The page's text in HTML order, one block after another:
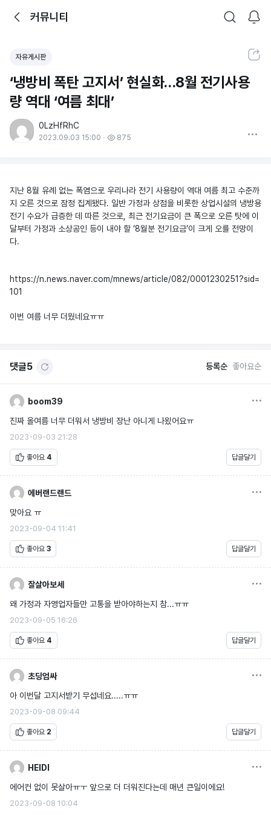
뒤로가기커뮤니티
커뮤니티
검색
알림
공유하기
자유게시판
‘냉방비 폭탄 고지서’ 현실화…8월 전기사용
량 역대 ‘여름 최대’
0LzHfRhC
2023.09.03 15:00 875
지난 8월 유례 없는 폭염으로 우리나라 전기 사용량이 역대 여름 최고 수준까
지 오른 것으로 잠정 집계됐다. 일반 가정과 상점을 비롯한 상업시설의 냉방용
전기 수요가 급증한 데 따른 것으로, 최근 전기요금이 큰 폭으로 오른 탓에 이
달부터 가정과 소상공인 등이 내야 할 ‘8월분 전기요금’이 크게 오를 전망이
다.
https://n.news.naver.com/mnews/article/082/0001230251?sid=
101
이번 여름 너무 더웠네요ㅠㅠ
댓글5 등록순 좋아요순
boom39
진짜 올여름 너무 더워서 냉방비 장난 아니게 나욌어요ㅠ
2023-09-03 21:28
좋아요 4 답글달기
에버랜드랜드
맞아요 ㅠ
2023-09-04 11:41
좋아요 3 답글달기
잘살아보세
왜 가정과 자영업자들만 고통을 받아야하는지 참...ㅠㅠ
2023-09-05 16:26
좋아요 4 답글달기
초딩엄싸
아 이번달 고지서받기 무섭네요.....ㅠㅠ
2023-09-08 09:44
좋아요 2 답글달기
HEIDI
에어컨 없이 못살아ㅠㅜ 앞으로 더 더워진다는데 매년 큰일이에요!
2023-09-08 10:04